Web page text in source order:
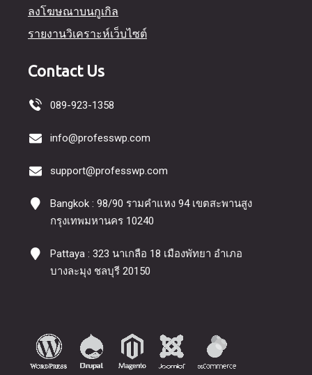
ลงโฆษณาบนกูเกิล
รายงานวิเคราะห์เว็บไซต์
Contact Us
089-923-1358
info@professwp.com
support@professwp.com
Bangkok : 98/90 รามคำแหง 94 เขตสะพานสูง
กรุงเทพมหานคร 10240
Pattaya : 323 นาเกลือ 18 เมืองพัทยา อำเภอ
บางละมุง ชลบุรี 20150